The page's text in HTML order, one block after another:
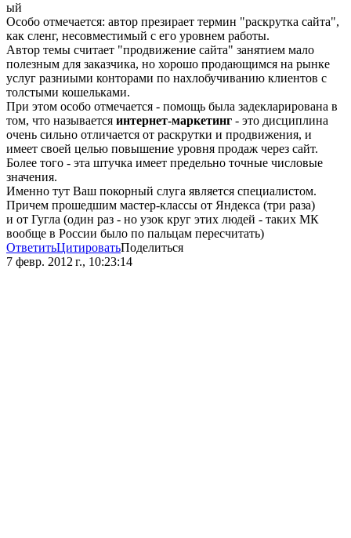
ый
Особо отмечается: автор презирает термин "раскрутка сайта",
как сленг, несовместимый с его уровнем работы.
Автор темы считает "продвижение сайта" занятием мало
полезным для заказчика, но хорошо продающимся на рынке
услуг разниыми конторами по нахлобучиванию клиентов с
толстыми кошельками.
При этом особо отмечается - помощь была задекларирована в
том, что называется интернет-маркетинг - это дисциплина
очень сильно отличается от раскрутки и продвижения, и
имеет своей целью повышение уровня продаж через сайт.
Более того - эта штучка имеет предельно точные числовые
значения.
Именно тут Ваш покорный слуга является специалистом.
Причем прошедшим мастер-классы от Яндекса (три раза)
и от Гугла (один раз - но узок круг этих людей - таких МК
вообще в России было по пальцам пересчитать)
ОтветитьЦитироватьПоделиться
7 февр. 2012 г., 10:23:14